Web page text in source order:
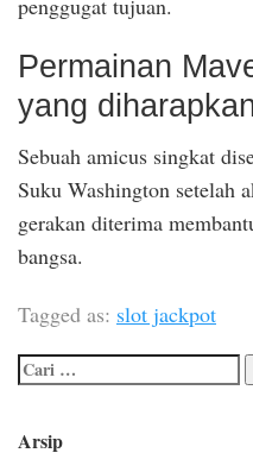
penggugat tujuan.
Permainan
yang
Sebuah amicus singkat
Suku Washington setelah
gerakan diterima
bangsa.
Tagged as: slot jackpot
Arsip